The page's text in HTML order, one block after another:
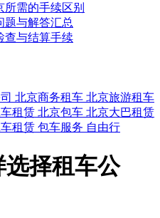
需的手续区别
题与解答汇总
查与结算手续
北京商务租车 北京旅游租车
租赁 北京包车 北京大巴租赁
租赁 包车服务 自由行
择租车公